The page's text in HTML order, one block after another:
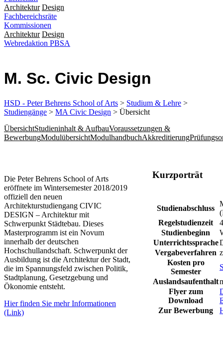
Architektur Design
Fachbereichsräte
Kommissionen
Architektur Design
Webredaktion PBSA
M. Sc. Civic Design
HSD - Peter Behrens School of Arts > Studium & Lehre >
Studiengänge > MA Civic Design > Übersicht
ÜbersichtStudieninhalt & AufbauVoraussetzungen &
BewerbungModulübersichtModulhandbuchAkkreditierung
Die Peter Behrens School of Arts
eröffnete im Wintersemester 2018/2019
offiziell den neuen
Architekturstudiengang CIVIC
DESIGN – Architektur mit
Schwerpunkt Städtebau. Dieses
Masterprogramm ist ein Novum
innerhalb der deutschen
Hochschullandschaft. Schwerpunkt der
Ausbildung ist die Architektur der Stadt,
die im Spannungsfeld zwischen Politik,
Stadtplanung, Gesetzgebung und
Ökonomie entsteht.
Hier finden Sie mehr Informationen
(Link)
Kurzporträt
​Studienabschl​us​s​​​
Regelstudienzeit
Studienbeginn
Unterrichtssprache
Vergabeverfahren
Kosten pro
Semester
Auslandsaufenthalt
Flyer zum
Download
Zur Bewerbung